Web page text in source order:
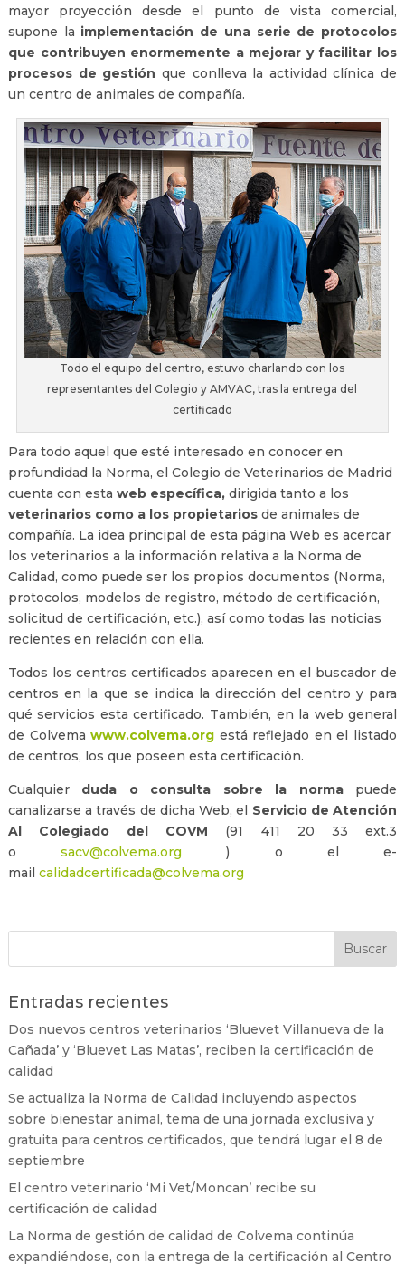
mayor proyección desde el punto de vista comercial,
supone la implementación de una serie de protocolos
que contribuyen enormemente a mejorar y facilitar los
procesos de gestión que conlleva la actividad clínica de
un centro de animales de compañía.
Todo el equipo del centro, estuvo charlando con los
representantes del Colegio y AMVAC, tras la entrega del
certificado
Para todo aquel que esté interesado en conocer en
profundidad la Norma, el Colegio de Veterinarios de Madrid
cuenta con esta web específica, dirigida tanto a los
veterinarios como a los propietariosde animales de
compañía. La idea principal de esta página Web es acercar
los veterinarios a la información relativa a la Norma de
Calidad, como puede ser los propios documentos (Norma,
protocolos, modelos de registro, método de certificación,
solicitud de certificación, etc.), así como todas las noticias
recientes en relación con ella.
Todos los centros certificados aparecen en el buscador de
centros en la que se indica la dirección del centro y para
qué servicios esta certificado. También, en la web general
de Colvemawww.colvema.org está reflejado en el listado
de centros, los que poseen esta certificación.
Cualquier duda o consulta sobre la normapuede
canalizarse a través de dicha Web, el Servicio de Atención
Al Colegiado del COVM (91 411 20 33 ext.3
osacv@colvema.org ) o el e-
mail calidadcertificada@colvema.org
Entradas recientes
Dos nuevos centros veterinarios ‘Bluevet Villanueva de la
Cañada’ y ‘Bluevet Las Matas’, reciben la certificación de
calidad
Se actualiza la Norma de Calidad incluyendo aspectos
sobre bienestar animal, tema de una jornada exclusiva y
gratuita para centros certificados, que tendrá lugar el 8 de
septiembre
El centro veterinario ‘Mi Vet/Moncan’ recibe su
certificación de calidad
La Norma de gestión de calidad de Colvema continúa
expandiéndose, con la entrega de la certificación al Centro